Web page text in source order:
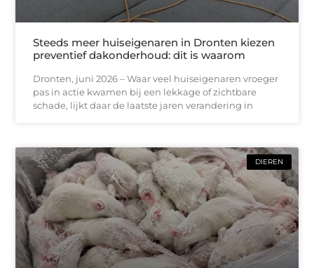
Steeds meer huiseigenaren in Dronten kiezen
preventief dakonderhoud: dit is waarom
Dronten, juni 2026 – Waar veel huiseigenaren vroeger
pas in actie kwamen bij een lekkage of zichtbare
schade, lijkt daar de laatste jaren verandering in
DIEREN